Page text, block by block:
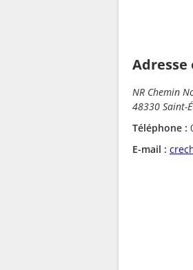
NR Chemin
48330 Saint-
Téléphone :
E-mail :